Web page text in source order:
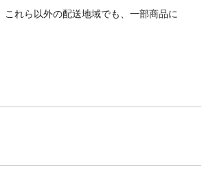
れら以外の配送地域でも、一部商品に